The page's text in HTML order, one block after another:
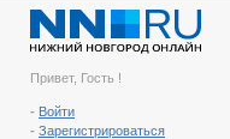
Привет, Гость !
- Войти
- Зарегистрироваться